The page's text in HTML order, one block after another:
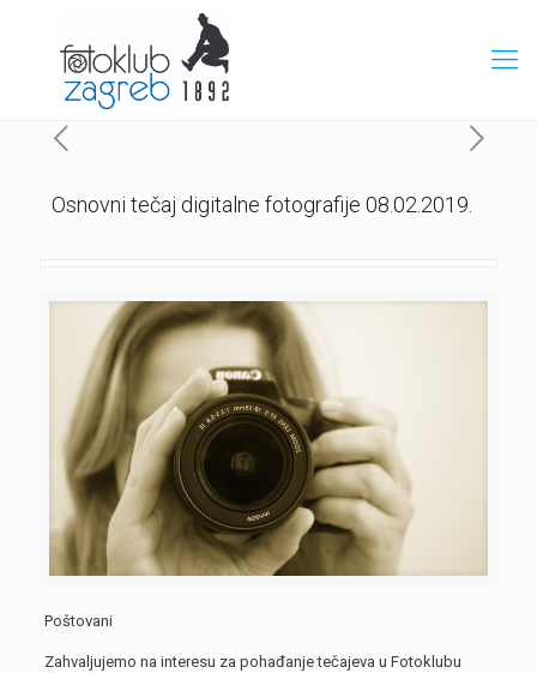
Osnovni tečaj digitalne fotografije 08.02.2019.
Poštovani
Zahvaljujemo na interesu za pohađanje tečajeva u Fotoklubu